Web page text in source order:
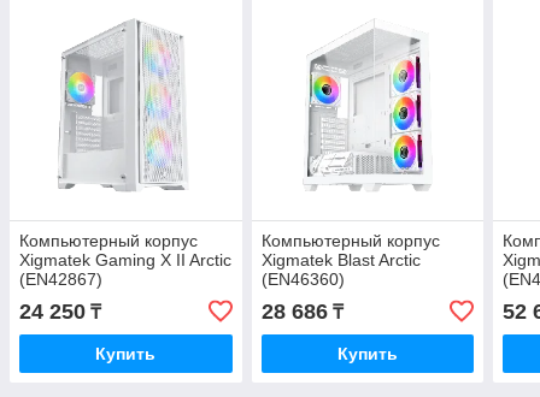
Компьютерный корпус
Xigmatek Gaming X II Arctic
(EN42867)
24 250 ₸
Купить
Компьютерный корпус
Xigmatek Blast Arctic
(EN46360)
28 686₸
Купить
52